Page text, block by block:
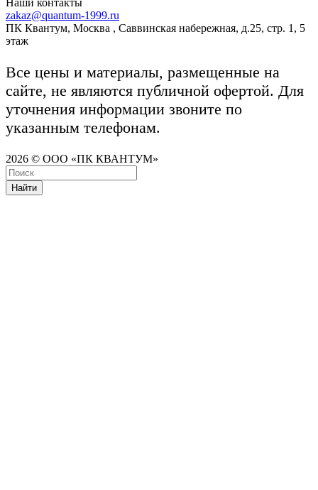
Наши контакты
zakaz@quantum-1999.ru
ПК Квантум, Москва , Саввинская набережная, д.25, стр. 1, 5
этаж
Все цены и материалы, размещенные на
сайте, не являются публичной офертой. Для
уточнения информации звоните по
указанным телефонам.
2026 © ООО «ПК КВАНТУМ»
Найти